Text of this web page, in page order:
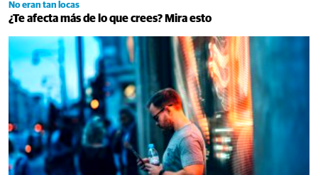
No eran tan locas
¿Te afecta más de lo que crees? Mira esto